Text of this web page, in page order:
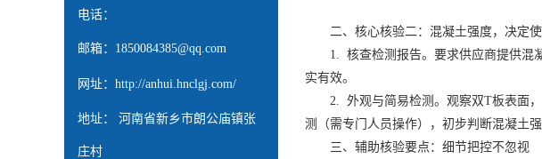
电话：
邮箱： 1850084385@qq.com
网址： http://anhui.hnclgj.com/
地址： 河南省新乡市朗公庙镇张
庄村
二、核心核验二：混凝土强度，决定
1. 核查检测报告。要求供应商提供混凝
实有效。
2. 外观与简易检测。观察双T板表面，
测（需专门人员操作），初步判断混凝土
三、辅助核验要点：细节把控不忽视